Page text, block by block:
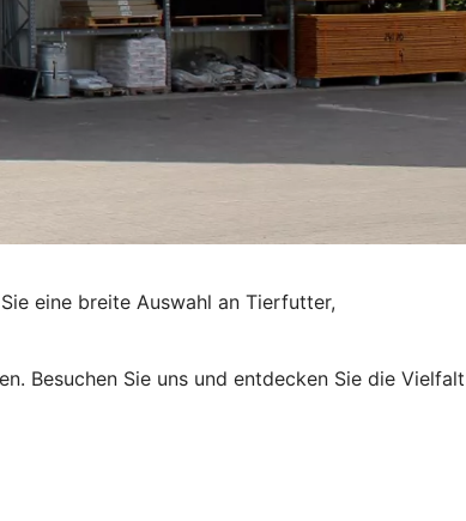
eine breite Auswahl an Tierfutter,
Besuchen Sie uns und entdecken Sie die Vielfalt